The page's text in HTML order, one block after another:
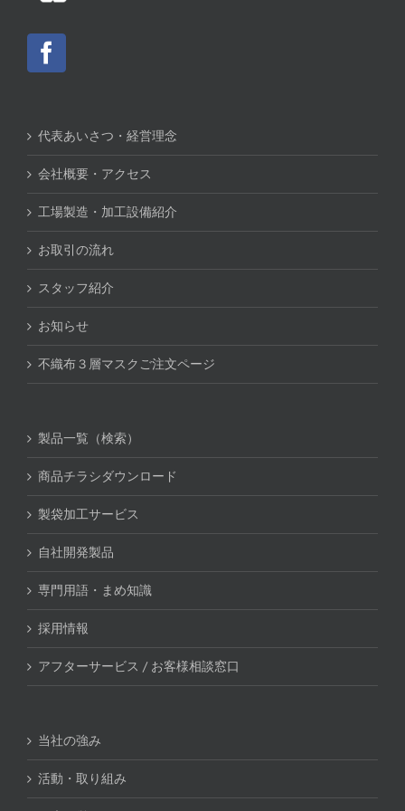
代表あいさつ・経営理念
会社概要・アクセス
工場製造・加工設備紹介
お取引の流れ
スタッフ紹介
お知らせ
不織布３層マスクご注文ページ
製品一覧（検索）
商品チラシダウンロード
製袋加工サービス
自社開発製品
専門用語・まめ知識
採用情報
アフターサービス / お客様相談窓口
当社の強み
活動・取り組み